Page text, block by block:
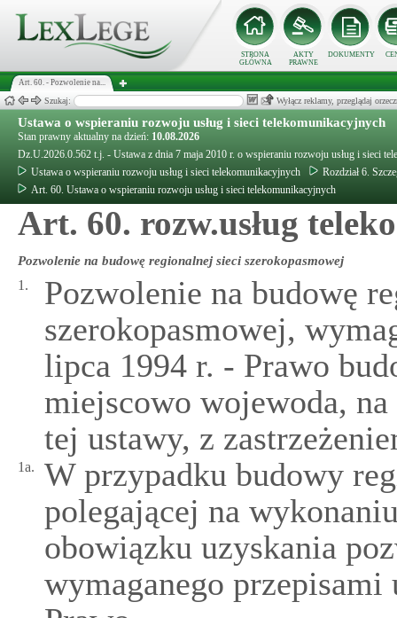
STRONA
GŁÓWNA
AKTY
PRAWNE
DOKUMENTY
Art. 60. - Pozwolenie na...
Szukaj: Wyłącz reklamy, przeglądaj
Ustawa o wspieraniu rozwoju usług i sieci telekomunikacyjnych
Stan prawny aktualny na dzień: 10.08.2026
Dz.U.2026.0.562 t.j. - Ustawa z dnia 7 maja 2010 r. o wspieraniu rozwoju usług i sieci
Ustawa o wspieraniu rozwoju usług i sieci telekomunikacyjnych
Rozdział 6.
Art. 60. Ustawa o wspieraniu rozwoju usług i sieci telekomunikacyjnych
Art. 60. rozw.usług
Pozwolenie na budowę regionalnej sieci szerokopasmowej
1.
Pozwolenie na budowę
szerokopasmowej,
lipca 1994 r. - Prawo
miejscowo wojewoda,
tej ustawy, z
1a.
W przypadku budowy
polegającej na
obowiązku uzyskania
wymaganego